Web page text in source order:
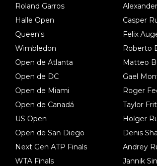
Roland Garros
Halle Open
Queen's
Wimbledon
Open de Atlanta
Open de DC
Open de Miami
Open de Canadá
US Open
Open de San Diego
Next Gen ATP Finals
WTA Finals
Casper
Felix
Roberto
Matteo
Gael
Roger
Taylor
Holger
Denis
Andrey
Jannik